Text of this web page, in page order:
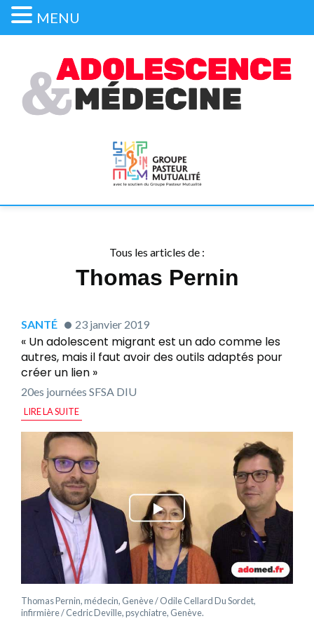
Tous les articles de :
Thomas Pernin
SANTÉ 23 janvier 2019
« Un adolescent migrant est un ado comme les
autres, mais il faut avoir des outils adaptés pour
créer un lien »
20es journées SFSA DIU
LIRE LA SUITE
Thomas Pernin, médecin, Genève / Odile Cellard Du Sordet,
infirmière / Cedric Deville, psychiatre, Genève.
MENU